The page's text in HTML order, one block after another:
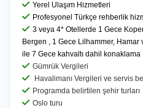
Misafir, tur hizmetini satın almakla
hükümlerini okuduğunu,
Geçerli ve bağlayıcı olan metin,
metin, bilgilendirme niteliğinde
Yerel Ulaşım Hizmetleri
Profesyonel Türkçe rehberlik
3 veya 4* Otellerde 1 Gece
Bergen , 1 Gece Lilhammer,
ile 7 Gece kahvaltı dahil konaklama
Gümrük Vergileri
Havalimanı Vergileri ve servis
Programda belirtilen şehir turları
Oslo turu